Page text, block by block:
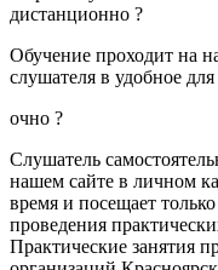
дистанционно ?
Обучение проходит на
слушателя в удобное
очно ?
Слушатель
нашем сайте в личном
время и посещает
проведения
Практические занятия